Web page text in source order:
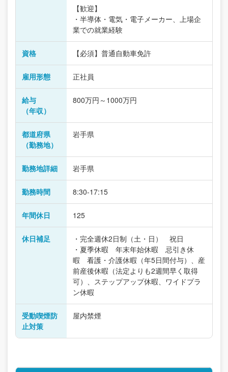
【歓迎】
・半導体・電気・電子メーカー、上場企
業での就業経験
資格 【必須】普通自動車免許
雇用形態 正社員
給与
（年収）
800万円～1000万円
都道府県
（勤務地）
岩手県
勤務地詳細 岩手県
勤務時間 8:30-17:15
年間休日 125
休日補足
・完全週休2日制（土・日） 祝日
・夏季休暇 年末年始休暇 忌引き休
暇 看護・介護休暇（年5日間付与）、産
前産後休暇（法定よりも2週間早く取得
可）、ステップアップ休暇、ワイドプラ
ン休暇
受動喫煙防
止対策
屋内禁煙